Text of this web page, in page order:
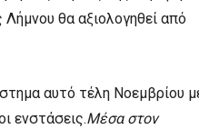
θα αξιολογηθεί από
αυτό τέλη Νοεμβρίου
ενστάσεις.Μέσα στον